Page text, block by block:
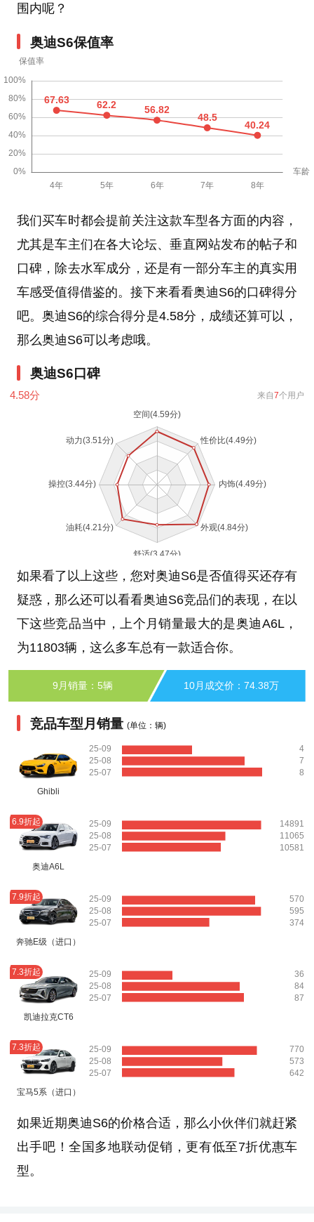
围内呢？
奥迪S6保值率
我们买车时都会提前关注这款车型各方面的内容，
尤其是车主们在各大论坛、垂直网站发布的帖子和
口碑，除去水军成分，还是有一部分车主的真实用
车感受值得借鉴的。接下来看看奥迪S6的口碑得分
吧。奥迪S6的综合得分是4.58分，成绩还算可以，
那么奥迪S6可以考虑哦。
奥迪S6口碑
4.58分 来自7个用户
如果看了以上这些，您对奥迪S6是否值得买还存有
疑惑，那么还可以看看奥迪S6竞品们的表现，在以
下这些竞品当中，上个月销量最大的是奥迪A6L，
为11803辆，这么多车总有一款适合你。
9月销量：5辆 10月成交价：74.38万
竞品车型月销量 (单位：辆)
Ghibli
25-09
25-08
25-07
4
7
8
6.9折起
奥迪A6L
25-09
25-08
25-07
14891
11065
10581
7.9折起
奔驰E级（进口）
25-09
25-08
25-07
570
595
374
7.3折起
凯迪拉克CT6
25-09
25-08
25-07
36
84
87
7.3折起
宝马5系（进口）
25-09
25-08
25-07
770
573
642
如果近期奥迪S6的价格合适，那么小伙伴们就赶紧
出手吧！全国多地联动促销，更有低至7折优惠车
型。